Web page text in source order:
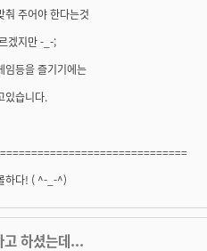
춰 주어야 한다는것
겠지만 -_-;
임등을 즐기기에는
있습니다.
하다! ( ^-_-^)
고 하셨는데...